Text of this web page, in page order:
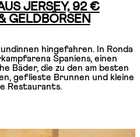
JERSEY, 92 €
GELDBÖRSEN
hingefahren. In Ronda
Spaniens, einen
Bäder, die zu den am besten
geflieste Brunnen und kleine
Restaurants.